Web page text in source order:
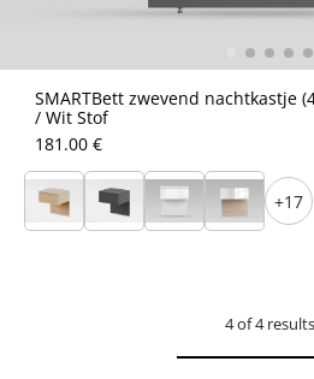
SMARTBett zwevend nachtkastje
/ Wit Stof
181.00 €
+17
4 of 4 results